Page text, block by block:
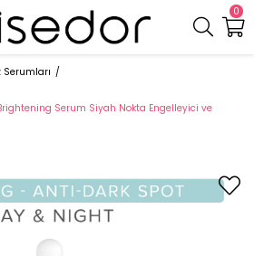
0
Serumları
Serum Siyah Nokta Engelleyici ve